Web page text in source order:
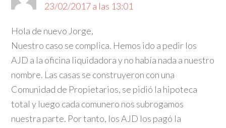
23/02/2017 a las 13:01
Hola de nuevo Jorge,
Nuestro caso se complica. Hemos ido a pedir los
AJD a la oficina liquidadora y no había nada a nuestro
nombre. Las casas se construyeron con una
Comunidad de Propietarios, se pidió la hipoteca
total y luego cada comunero nos subrogamos
nuestra parte. Por tanto, los AJD los pagó la